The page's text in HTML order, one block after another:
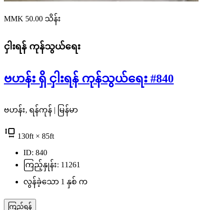
MMK 50.00 သိန်း
ငှါးရန် ကုန်သွယ်ရေး
ဗဟန်း ရှိ ငှါးရန် ကုန်သွယ်ရေး #840
ဗဟန်း, ရန်ကုန် | မြန်မာ
130ft × 85ft
ID: 840
ကြည့်နှုန်း: 11261
လွန်ခဲ့သော 1 နှစ် က
ကြည့်ရန်